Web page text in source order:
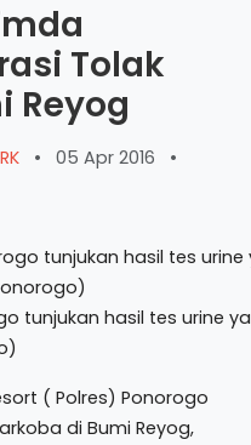
Tolak
Reyog
• 05 Apr 2016
•
tunjukan hasil tes urine
( Polres) Ponorogo
di Bumi Reyog,